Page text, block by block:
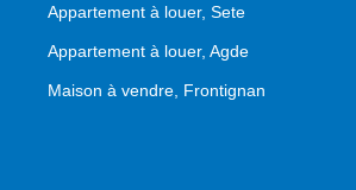
Appartement à louer, Sete
Appartement à louer, Agde
Maison à vendre, Frontignan